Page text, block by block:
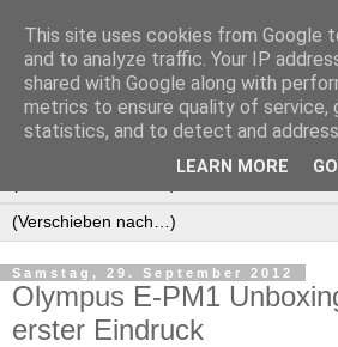
Manus Testwelt,
außer langweilig
Samstag, 29. September 2012
Olympus E-PM1
erster Eindruck
This site uses cookies from Google
and to analyze traffic. Your IP
shared with Google along with
metrics to ensure quality of service,
statistics, and to detect and
LEARN MORE